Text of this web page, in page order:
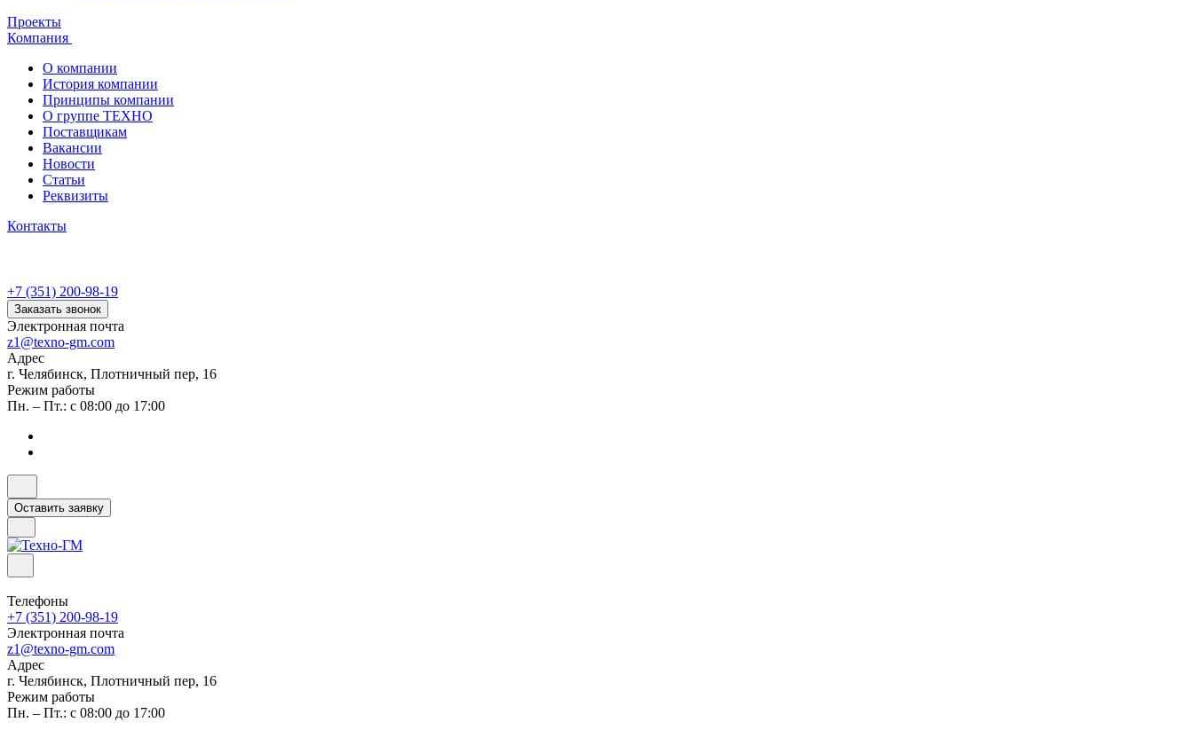
Проекты
Компания
О компании
История компании
Принципы компании
О группе ТЕХНО
Поставщикам
Вакансии
Новости
Статьи
Реквизиты
Контакты
+7 (351) 200-98-19
Заказать звонок
Электронная почта
z1@texno-gm.com
Адрес
г. Челябинск, Плотничный пер, 16
Режим работы
Пн. – Пт.: с 08:00 до 17:00
Оставить заявку
Телефоны
+7 (351) 200-98-19
Электронная почта
z1@texno-gm.com
Адрес
г. Челябинск, Плотничный пер, 16
Режим работы
Пн. – Пт.: с 08:00 до 17:00